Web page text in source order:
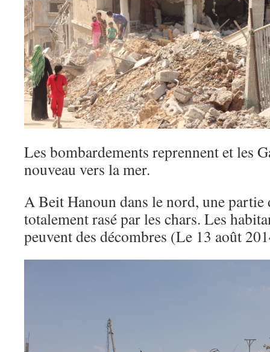
Les bombardements reprennent et les
nouveau vers la mer.
A Beit Hanoun dans le nord, une partie
totalement rasé par les chars. Les
peuvent des décombres (Le 13 août